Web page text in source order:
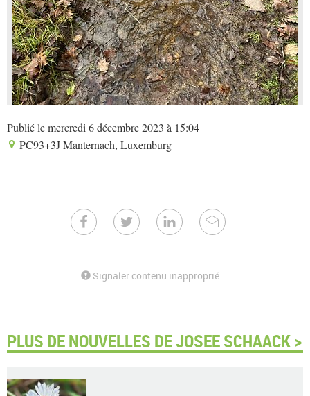
Publié le mercredi 6 décembre 2023 à 15:04
PC93+3J Manternach, Luxemburg
Signaler contenu inapproprié
PLUS DE NOUVELLES DE JOSEE SCHAACK >